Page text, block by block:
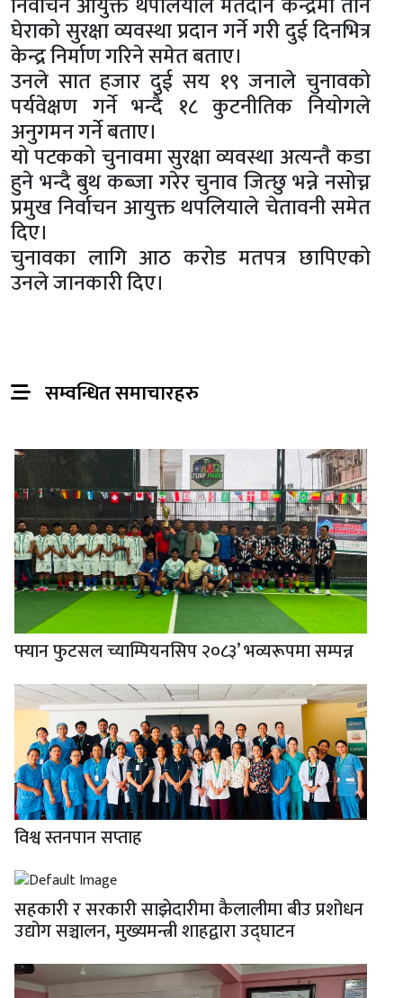
घेराको सुरक्षा व्यवस्था प्रदान गर्ने गरी दुई दिनभित्र
केन्द्र निर्माण गरिने समेत बताए।
उनले सात हजार दुई सय १९ जनाले चुनावको
पर्यवेक्षण गर्ने भन्दै १८ कुटनीतिक नियोगले
अनुगमन गर्ने बताए।
यो पटकको चुनावमा सुरक्षा व्यवस्था अत्यन्तै कडा
हुने भन्दै बुथ कब्जा गरेर चुनाव जित्छु भन्ने नसोच्न
प्रमुख निर्वाचन आयुक्त थपलियाले चेतावनी समेत
दिए।
चुनावका लागि आठ करोड मतपत्र छापिएको
उनले जानकारी दिए।
सम्वन्धित समाचारहरु
फ्यान फुटसल च्याम्पियनसिप २०८३’ भव्यरूपमा सम्पन्न
विश्व स्तनपान सप्ताह
सहकारी र सरकारी साझेदारीमा कैलालीमा बीउ प्रशोधन
उद्योग सञ्चालन, मुख्यमन्त्री शाहद्वारा उद्घाटन